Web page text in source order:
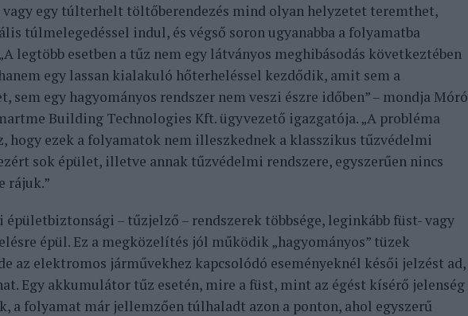
egy túlterhelt töltőberendezés mind olyan helyzetet teremthet,
túlmelegedéssel indul, és végső soron ugyanabba a folyamatba
legtöbb esetben a tűz nem egy látványos meghibásodás következtében
egy lassan kialakuló hőterheléssel kezdődik, amit sem a
sem egy hagyományos rendszer nem veszi észre időben” – mondja Móró
Building Technologies Kft. ügyvezető igazgatója. „A probléma
hogy ezek a folyamatok nem illeszkednek a klasszikus tűzvédelmi
sok épület, illetve annak tűzvédelmi rendszere, egyszerűen nincs
rájuk.”
épületbiztonsági – tűzjelző – rendszerek többsége, leginkább füst- vagy
épül. Ez a megközelítés jól működik „hagyományos” tüzek
az elektromos járművekhez kapcsolódó eseményeknél késői jelzést ad,
Egy akkumulátor tűz esetén, mire a füst, mint az égést kísérő jelenség
a folyamat már jellemzően túlhaladt azon a ponton, ahol egyszerű